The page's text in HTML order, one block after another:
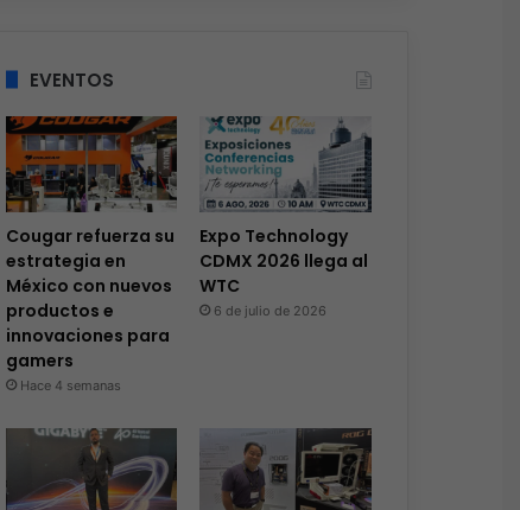
EVENTOS
Cougar refuerza su
estrategia en
México con nuevos
productos e
innovaciones para
gamers
Hace 4 semanas
Expo Technology
CDMX 2026 llega al
WTC
6 de julio de 2026